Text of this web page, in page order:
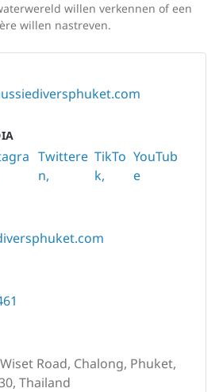
willen verkennen of een
willen nastreven.
Twittere
n
TikTo
k
YouTub
e
Road, Chalong, Phuket,
Thailand